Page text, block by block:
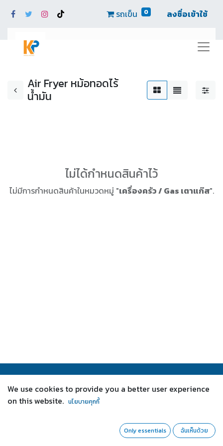
รถเข็น 0 ลงชื่อเข้าใช้
Air Fryer หม้อทอดไร้
น้ำมัน
ไม่ได้กำหนดสินค้าไว้
ไม่มีการกำหนดสินค้าในหมวดหมู่ "เครื่องครัว / Gas เตาแก๊ส".
เกี่ยวกับเรา
ชีวิตของทุกคนผ่านสินค้าที่จะสั่นสะเทือนวงการ เราสร้าง
ผลิตภัณฑ์ที่ยอดเยี่ยมเพื่อแก้ปัญหาธุรกิจของคุณ
We use cookies to provide you a better user experience
on this website. นโยบายคุกกี้
Only essentials ฉันเห็นด้วย